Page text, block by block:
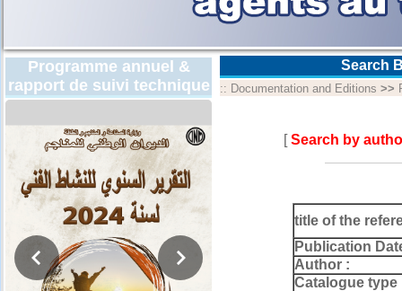
Programme annuel &
rapport de suivi technique
Search
:: Documentation and Editions >>
[Search by
title of the
Publication
Author :
Catalogue type